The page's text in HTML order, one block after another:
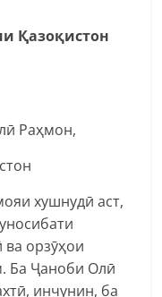
Қазоқистон
Раҳмон,
хушнудӣ аст,
орзӯҳои
Ба Ҷаноби Олӣ
инчунин, ба